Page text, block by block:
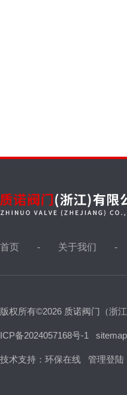
首页 关于我们
版权所有©2026 质诺阀门（浙
ICP备2024057168号-1
技术支持： 环保在线 管理登陆